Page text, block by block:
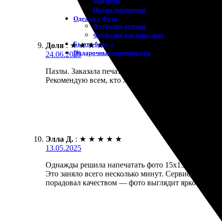
Пазлы магнитные
Одежда с Фото
Футболки детские
Футболки для взрослых
Бьюти-боксы
Подарочные сертификаты
Доля : ★ ★ ★ ★ ★
24.06.2025
Пазлы. Заказала печать фотки 15х15 с рамкой
Рекомендую всем, кто хочет сохранить моменты!
Элла Д. : ★ ★ ★ ★ ★
13.05.2025
Однажды решила напечатать фото 15х15 с рамкой
Это заняло всего несколько минут. Сервис удивил
порадовал качеством — фото выглядит ярко и